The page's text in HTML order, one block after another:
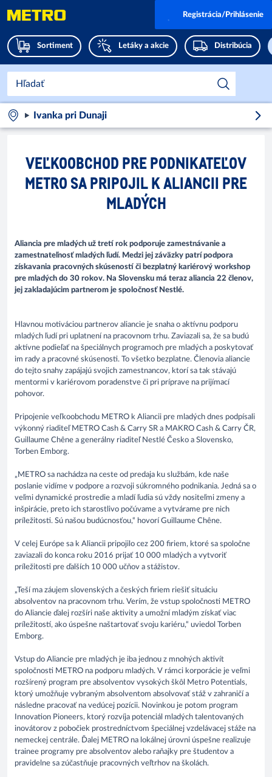
Sortiment Letáky a akcie Distribúcia
Registrácia/Prihlásenie
Ivanka pri Dunaji
VEĽKOOBCHOD PRE PODNIKATEĽOV
METRO SA PRIPOJIL K ALIANCII PRE
MLADÝCH
Aliancia pre mladých už tretí rok podporuje zamestnávanie a
zamestnateľnosť mladých ľudí. Medzi jej záväzky patrí podpora
získavania pracovných skúseností či bezplatný kariérový workshop
pre mladých do 30 rokov. Na Slovensku má teraz aliancia 22 členov,
jej zakladajúcim partnerom je spoločnosť Nestlé.
Hlavnou motiváciou partnerov aliancie je snaha o aktívnu podporu
mladých ľudí pri uplatnení na pracovnom trhu. Zaviazali sa, že sa budú
aktívne podieľať na špeciálnych programoch pre mladých a poskytovať
im rady a pracovné skúsenosti. To všetko bezplatne. Členovia aliancie
do tejto snahy zapájajú svojich zamestnancov, ktorí sa tak stávajú
mentormi v kariérovom poradenstve či pri príprave na prijímací
pohovor.
Pripojenie veľkoobchodu METRO k Aliancii pre mladých dnes podpísali
výkonný riaditeľ METRO Cash & Carry SR a MAKRO Cash & Carry ČR,
Guillaume Chêne a generálny riaditeľ Nestlé Česko a Slovensko,
Torben Emborg.
„METRO sa nachádza na ceste od predaja ku službám, kde naše
poslanie vidíme v podpore a rozvoji súkromného podnikania. Jedná sa o
veľmi dynamické prostredie a mladí ľudia sú vždy nositeľmi zmeny a
inšpirácie, preto ich starostlivo počúvame a vytvárame pre nich
príležitosti. Sú našou budúcnosťou,“ hovorí Guillaume Chêne.
V celej Európe sa k Aliancii pripojilo cez 200 firiem, ktoré sa spoločne
zaviazali do konca roku 2016 prijať 10 000 mladých a vytvoriť
príležitosti pre ďalších 10 000 učňov a stážistov.
„Teší ma záujem slovenských a českých firiem riešiť situáciu
absolventov na pracovnom trhu. Verím, že vstup spoločnosti METRO
do Aliancie ďalej rozšíri naše aktivity a umožní mladým získať viac
príležitostí, ako úspešne naštartovať svoju kariéru,“ uviedol Torben
Emborg.
Vstup do Aliancie pre mladých je iba jednou z mnohých aktivít
spoločnosti METRO na podporu mladých. V rámci korporácie je veľmi
rozšírený program pre absolventov vysokých škôl Metro Potentials,
ktorý umožňuje vybraným absolventom absolvovať stáž v zahraničí a
následne pracovať na vedúcej pozícii. Novinkou je potom program
Innovation Pioneers, ktorý rozvíja potenciál mladých talentovaných
inovátorov z pobočiek prostredníctvom špeciálnej vzdelávacej stáže na
nemeckej centrále. Ďalej METRO na lokálnej úrovni úspešne realizuje
trainee programy pre absolventov alebo raňajky pre študentov a
pravidelne sa zúčastňuje pracovných veľtrhov na školách.